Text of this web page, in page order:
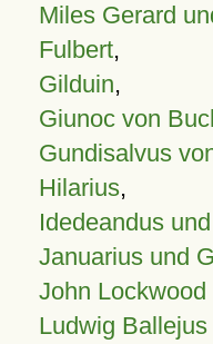
Miles Gerard
Fulbert,
Gilduin,
Giunoc von
Gundisalvus
Hilarius,
Idedeandus
Januarius und
John
Ludwig